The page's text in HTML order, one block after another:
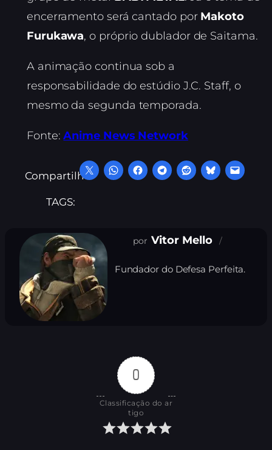
encerramento será cantado por Makoto
Furukawa, o próprio dublador de Saitama.
A animação continua sob a
responsabilidade do estúdio J.C. Staff, o
mesmo da segunda temporada.
Fonte:Anime News Network
Compartilhe:
TAGS:
Vitor Mello
Fundador do Defesa Perfeita.
0
Classificação do ar
tigo